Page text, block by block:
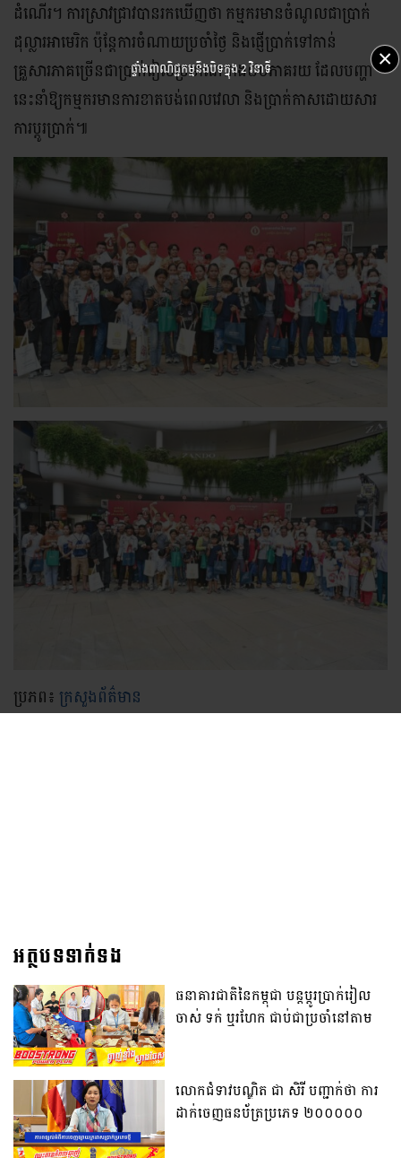
ផ្ទាំងពាណិជ្ជកម្មនឹងបិទក្នុង1 វិនាទី ×
ដំណើរ។ ការស្រាវជ្រាវបានរកឃើញថា កម្មករមានចំណូលជាប្រាក់
ដុល្លារអាមេរិក ប៉ុន្តែការចំណាយប្រចាំថ្ងៃ និងផ្ញើប្រាក់ទៅកាន់
គ្រួសារភាគច្រើនជាប្រាក់រៀលប្រមាណជាង៨០ភាគរយ ដែលបញ្ហា
នេះនាំឱ្យកម្មករមានការខាតបង់ពេលវេលា និងប្រាក់កាសដោយសារ
ការប្តូរប្រាក់៕
ប្រភព៖ ក្រសួងព័ត៌មាន
អត្ថបទទាក់ទង
ធនាគារជាតិនៃកម្ពុជា បន្តប្តូរប្រាក់រៀល
ចាស់ ទក់ ឬរហែក ជាប់ជាប្រចាំនៅតាម
កម្រៃសេវា
លោកជំទាវបណ្ឌិត ជា សិរី បញ្ជាក់ថា ការ
ដាក់ចេញធនប័ត្រប្រភេទ ២០០០០០